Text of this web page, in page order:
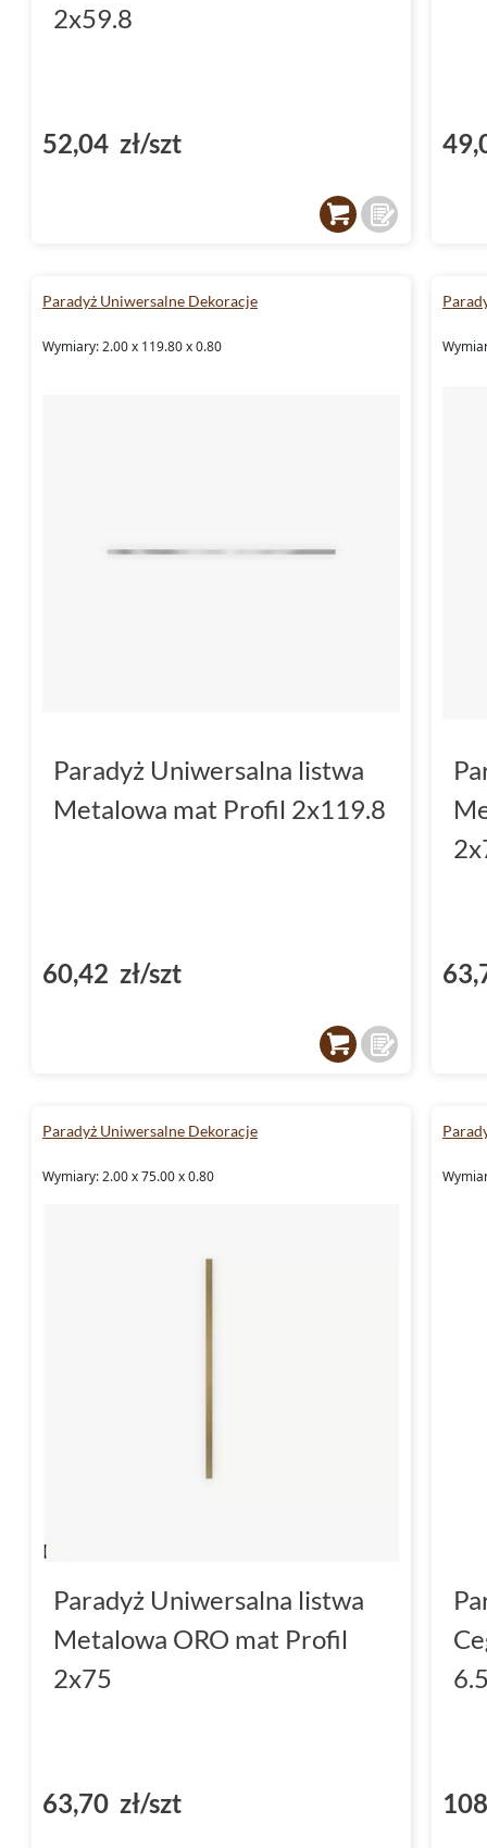
2x59.8
52,04 zł/szt
Paradyż Uniwersalne Dekoracje
Wymiary: 2.00 x 119.80 x 0.80
Paradyż Uniwersalna listwa
Metalowa mat Profil 2x119.8
60,42 zł/szt
Paradyż Uniwersalne Dekoracje
Wymiary: 2.00 x 75.00 x 0.80
Paradyż Uniwersalna listwa
Metalowa ORO mat Profil
2x75
63,70 zł/szt